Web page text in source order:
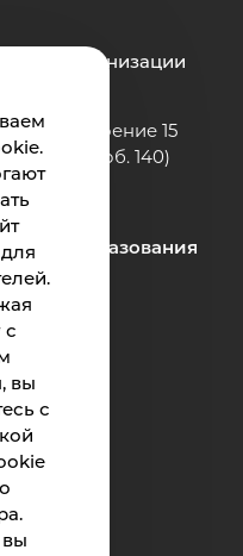
с
вы
с
организации
строение 15
994 (доб. 140)
образования